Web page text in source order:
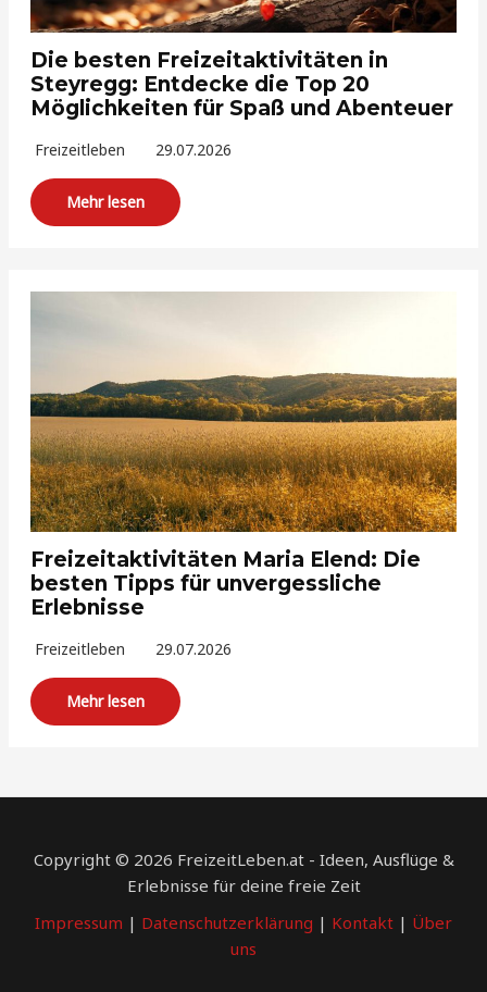
Die besten Freizeitaktivitäten in
Steyregg: Entdecke die Top 20
Möglichkeiten für Spaß und Abenteuer
Freizeitleben 29.07.2026
Mehr lesen
Freizeitaktivitäten Maria Elend: Die
besten Tipps für unvergessliche
Erlebnisse
Freizeitleben 29.07.2026
Mehr lesen
Copyright © 2026 FreizeitLeben.at - Ideen, Ausflüge &
Erlebnisse für deine freie Zeit
Impressum | Datenschutzerklärung | Kontakt | Über
uns